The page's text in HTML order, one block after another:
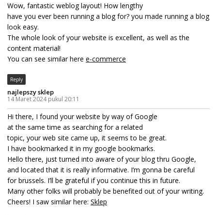
Wow, fantastic weblog layout! How lengthy
have you ever been running a blog for? you made running a blog
look easy.
The whole look of your website is excellent, as well as the
content material!
You can see similar here e-commerce
Reply
najlepszy sklep
14 Maret 2024 pukul 20:11
Hi there, I found your website by way of Google
at the same time as searching for a related
topic, your web site came up, it seems to be great.
I have bookmarked it in my google bookmarks.
Hello there, just turned into aware of your blog thru Google,
and located that it is really informative. I’m gonna be careful
for brussels. I’ll be grateful if you continue this in future.
Many other folks will probably be benefited out of your writing.
Cheers! I saw similar here: Sklep